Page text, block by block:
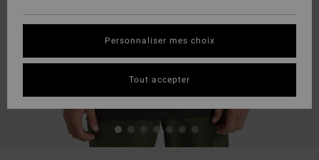
Personnaliser mes choix
Tout accepter